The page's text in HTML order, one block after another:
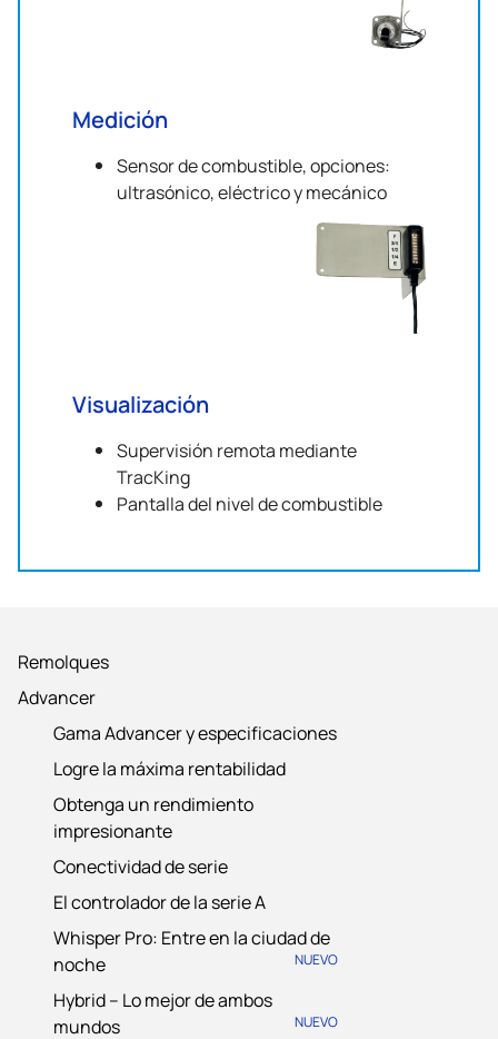
Remolques
Advancer
Gama Advancer y especificaciones
Logre la máxima rentabilidad
Obtenga un rendimiento
impresionante
Conectividad de serie
El controlador de la serie A
Whisper Pro: Entre en la ciudad de
noche
NUEVO
Hybrid – Lo mejor de ambos
mundos
NUEVO
Medición
Sensor de combustible, opciones:
ultrasónico, eléctrico y mecánico
Visualización
Supervisión remota mediante
TracKing
Pantalla del nivel de combustible